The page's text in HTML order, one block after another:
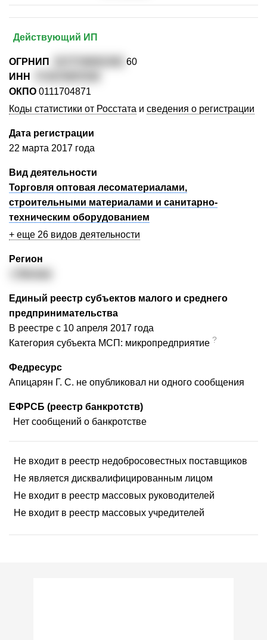
Действующий ИП
ОГРНИП
60
ИНН
ОКПО 0111704871
Коды статистики от Росстата и сведения о регистрации
Дата регистрации
22 марта 2017 года
Вид деятельности
Торговля оптовая лесоматериалами,
строительными материалами и санитарно-
техническим оборудованием
+ еще 26 видов деятельности
Регион
Единый реестр субъектов малого и среднего
предпринимательства
В реестре с 10 апреля 2017 года
Категория субъекта МСП: микропредприятие ?
Федресурс
Апицарян Г. С. не опубликовал ни одного сообщения
ЕФРСБ (реестр банкротств)
Нет сообщений о банкротстве
Не входит в реестр недобросовестных поставщиков
Не является дисквалифицированным лицом
Не входит в реестр массовых руководителей
Не входит в реестр массовых учредителей